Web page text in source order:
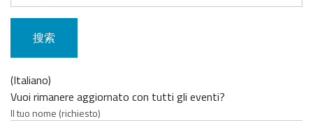
内
(Italiano)
Vuoi rimanere aggiornato con tutti gli eventi?
Il tuo nome (richiesto)